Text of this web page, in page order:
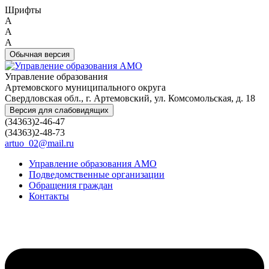
Шрифты
A
A
A
Обычная версия
Управление образования
Артемовского муниципального округа
Свердловская обл., г. Артемовский, ул. Комсомольская, д. 18
Версия для слабовидящих
(34363)2-46-47
(34363)2-48-73
artuo_02@mail.ru
Управление образования АМО
Подведомственные организации
Обращения граждан
Контакты